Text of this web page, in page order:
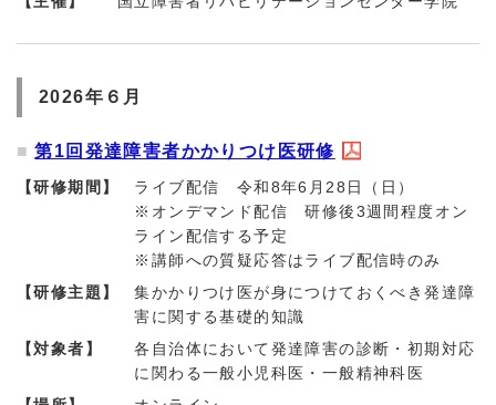
2026年６月
第1回発達障害者かかりつけ医研修
【研修期間】
ライブ配信 令和8年6月28日（日）
※オンデマンド配信 研修後3週間程度オン
ライン配信する予定
※講師への質疑応答はライブ配信時のみ
【研修主題】
集かかりつけ医が身につけておくべき発達障
害に関する基礎的知識
【対象者】
各自治体において発達障害の診断・初期対応
に関わる一般小児科医・一般精神科医